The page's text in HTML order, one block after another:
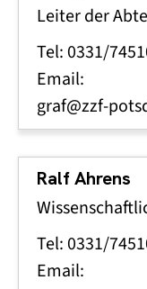
Leiter der
Tel: 0331/
Email:
graf@zzf-
Ralf Ahrens
Tel: 0331/
Email: